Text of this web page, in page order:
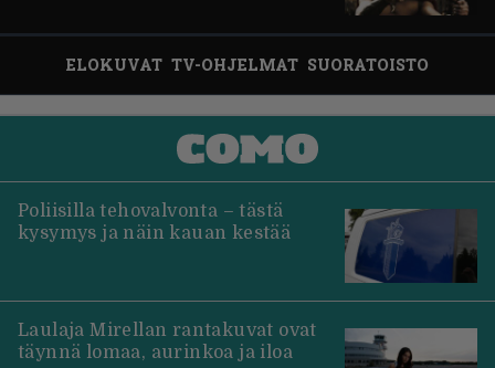
ELOKUVAT TV-OHJELMAT SUORATOISTO
Poliisilla tehovalvonta – tästä
kysymys ja näin kauan kestää
Laulaja Mirellan rantakuvat ovat
täynnä lomaa, aurinkoa ja iloa